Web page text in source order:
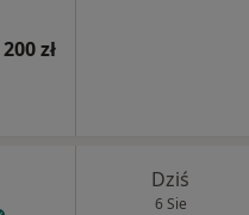
200 zł
Dziś
6 Sie